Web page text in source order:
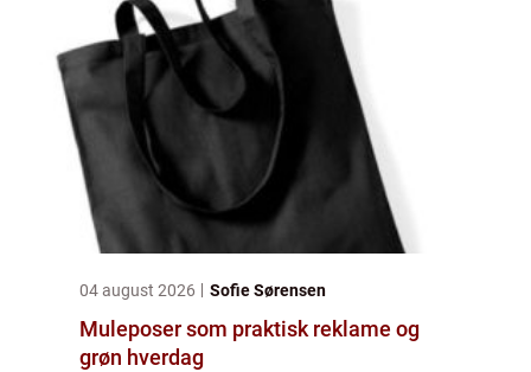
04 august 2026 Sofie Sørensen
Muleposer som praktisk reklame og
grøn hverdag